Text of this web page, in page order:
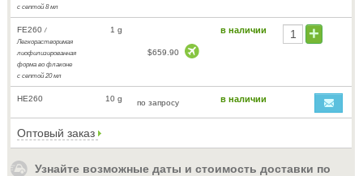
с септой 8 мл
FE260 /
Легкорастворимая
лиофилизированная
форма во флаконе
с септой 20 мл
1 g
$659.90
в наличии
HE260 10 g по запросу в наличии
Оптовый заказ
Узнайте возможные даты и стоимость доставки по